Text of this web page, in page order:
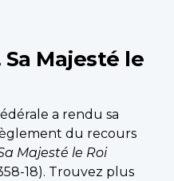
Majesté le
a rendu sa
du recours
Majesté le Roi
18). Trouvez plus